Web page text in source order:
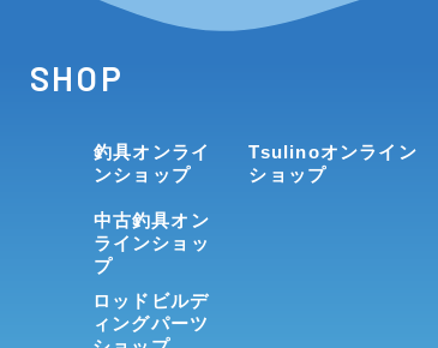
SHOP
釣具オンライ
ンショップ
中古釣具オン
ラインショッ
プ
ロッドビルデ
ィングパーツ
Tsulinoオンライン
ショップ